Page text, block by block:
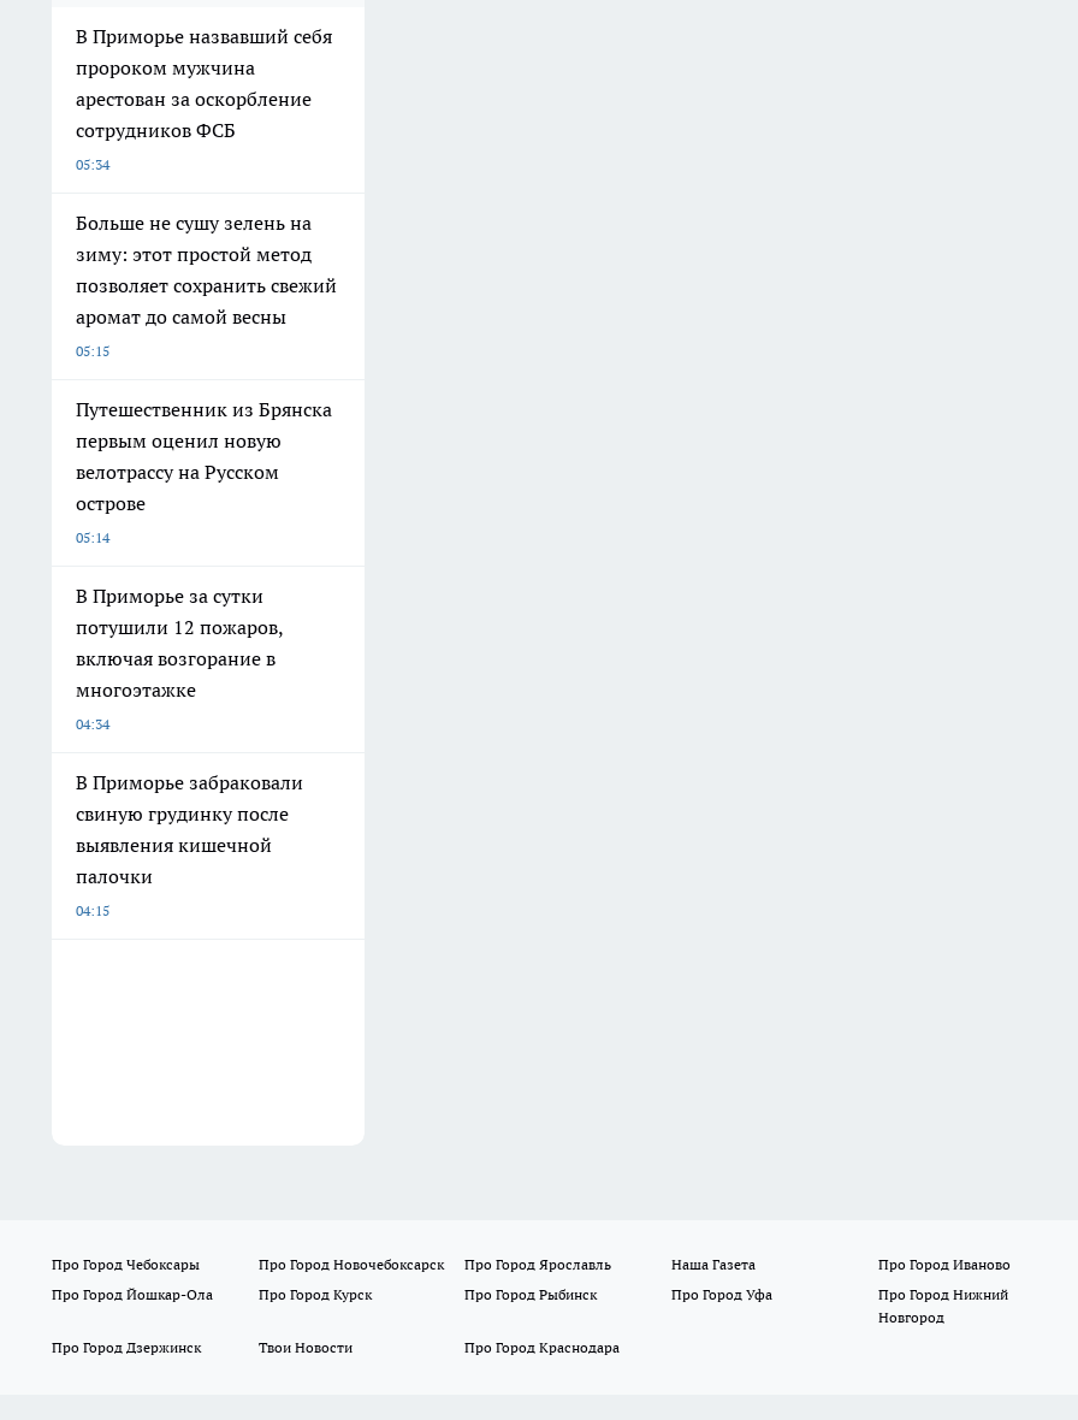
В Приморье назвавший себя
пророком мужчина
арестован за оскорбление
сотрудников ФСБ
05:34
Больше не сушу зелень на
зиму: этот простой метод
позволяет сохранить свежий
аромат до самой весны
05:15
Путешественник из Брянска
первым оценил новую
велотрассу на Русском
острове
05:14
В Приморье за сутки
потушили 12 пожаров,
включая возгорание в
многоэтажке
04:34
В Приморье забраковали
свиную грудинку после
выявления кишечной
палочки
04:15
Про Город Чебоксары Про Город Новочебоксарск Про Город Ярославль Наша Газета
Про Город Иваново
Про Город Йошкар-Ола
Про Город Курск Про Город Рыбинск Про Город Уфа
Про Город Нижний
Новгород
Про Город Дзержинск
Твои Новости Про Город Краснодара